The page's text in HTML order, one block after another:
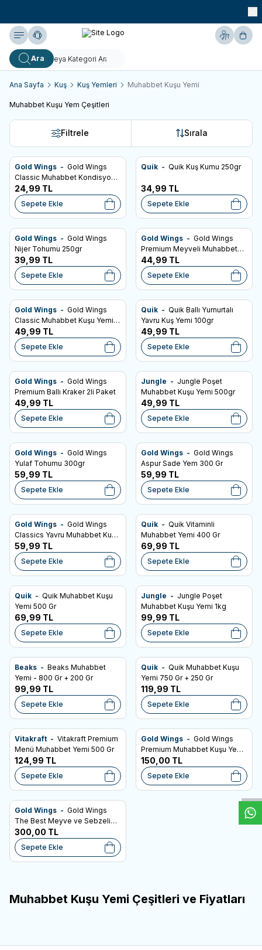
W
h
t
s
a
p
p
D
e
s
e
H
a
t
t
Yardım
Ara
Hesabım
Ana Sayfa Kuş Kuş Yemleri Muhabbet Kuşu Yemi
Muhabbet Kuşu Yem Çeşitleri
Filtrele Sırala
SKT: 03.12.2027
Favorilere Ekle
Gold Wings - Gold Wings
Classic Muhabbet Kondisyon
ve Konuşturucu Yem 150 Gr
24,99 TL
Sepete Ekle
Favorilere Ekle
Quik - Quik Kuş Kumu 250gr
34,99 TL
Sepete Ekle
SKT: 22.05.2027
Favorilere Ekle
Gold Wings - Gold Wings
Nijer Tohumu 250gr
39,99 TL
Sepete Ekle
SKT: 10.02.2028
Favorilere Ekle
Gold Wings - Gold Wings
Premium Meyveli Muhabbet
Kuşu Krakeri (2'li)
44,99 TL
Sepete Ekle
SKT: 03.12.2027
Favorilere Ekle
Gold Wings - Gold Wings
Classic Muhabbet Kuşu Yemi
400gr
49,99 TL
Sepete Ekle
SKT: 16.04.2028
Favorilere Ekle
Quik - Quik Ballı Yumurtalı
Yavru Kuş Yemi 100gr
49,99 TL
Sepete Ekle
SKT: 02.04.2028
Favorilere Ekle
Gold Wings - Gold Wings
Premium Ballı Kraker 2li Paket
49,99 TL
Sepete Ekle
SKT: 15.04.2028
Favorilere Ekle
Jungle - Jungle Poşet
Muhabbet Kuşu Yemi 500gr
49,99 TL
Sepete Ekle
SKT: 10.06.2028
Favorilere Ekle
Gold Wings - Gold Wings
Yulaf Tohumu 300gr
59,99 TL
Sepete Ekle
SKT: 23.03.2028
Favorilere Ekle
Gold Wings - Gold Wings
Aspur Sade Yem 300 Gr
59,99 TL
Sepete Ekle
SKT: 02.10.2027
Favorilere Ekle
Gold Wings - Gold Wings
Classics Yavru Muhabbet Kuşu
Yemi 400gr
59,99 TL
Sepete Ekle
SKT: 05.01.028
Favorilere Ekle
Quik - Quik Vitaminli
Muhabbet Yemi 400 Gr
69,99 TL
Sepete Ekle
SKT: 12.02.2028
Favorilere Ekle
Quik - Quik Muhabbet Kuşu
Yemi 500 Gr
69,99 TL
Sepete Ekle
Favorilere Ekle
Jungle - Jungle Poşet
Muhabbet Kuşu Yemi 1kg
99,99 TL
Sepete Ekle
SKT: 19.12.2027
Favorilere Ekle
Beaks - Beaks Muhabbet
Yemi - 800 Gr + 200 Gr
99,99 TL
Sepete Ekle
SKT: 09.02.2028
Favorilere Ekle
Quik - Quik Muhabbet Kuşu
Yemi 750 Gr + 250 Gr
119,99 TL
Sepete Ekle
Favorilere Ekle
Vitakraft - Vitakraft Premium
Menü Muhabbet Yemi 500 Gr
124,99 TL
Sepete Ekle
SKT: 11.05.2028
Favorilere Ekle
Gold Wings - Gold Wings
Premium Muhabbet Kuşu Yemi
1kg
150,00 TL
Sepete Ekle
SKT: 07.12.2027
Favorilere Ekle
Gold Wings - Gold Wings
The Best Meyve ve Sebzeli
Paraket Yemi 1,25kg
300,00 TL
Sepete Ekle
Muhabbet Kuşu Yemi Çeşitleri ve Fiyatları